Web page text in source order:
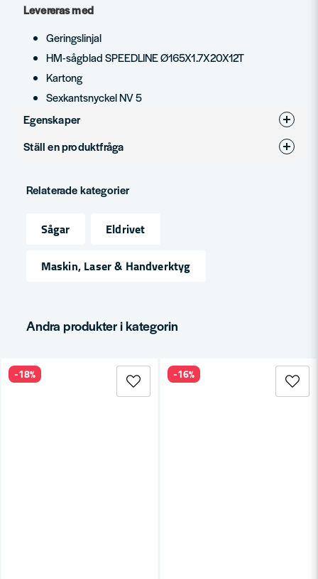
Levereras med
Geringslinjal
HM-sågblad SPEEDLINE Ø165X1.7X20X12T
Kartong
Sexkantsnyckel NV 5
Egenskaper
Produkttyp
Ställ en produktfråga
Fråga oss något om denna produkten...
Namn
Ja, ni får publicera min fråga
Relaterade kategorier
Sågar
Eldrivet
Maskin, Laser & Handverktyg
Andra produkter i kategorin
-18% -16%